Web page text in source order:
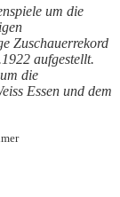
um die
Zuschauerrekord
aufgestellt.
die
Essen und dem